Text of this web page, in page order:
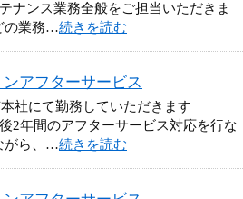
ナンス業務全般をご担当いただきま
の業務…続きを読む
アフターサービス
にて勤務していただきます
2年間のアフターサービス対応を行な
がら、…続きを読む